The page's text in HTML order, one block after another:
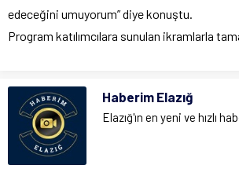
edeceğini umuyorum” diye konuştu.
Program katılımcılara sunulan ikramlarla
Haberim Elazığ
Elazığ'ın en yeni ve hızlı